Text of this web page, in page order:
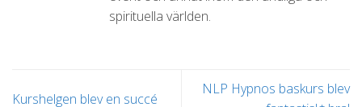
spirituella världen.
Kurshelgen blev en succé
NLP Hypnos baskurs blev